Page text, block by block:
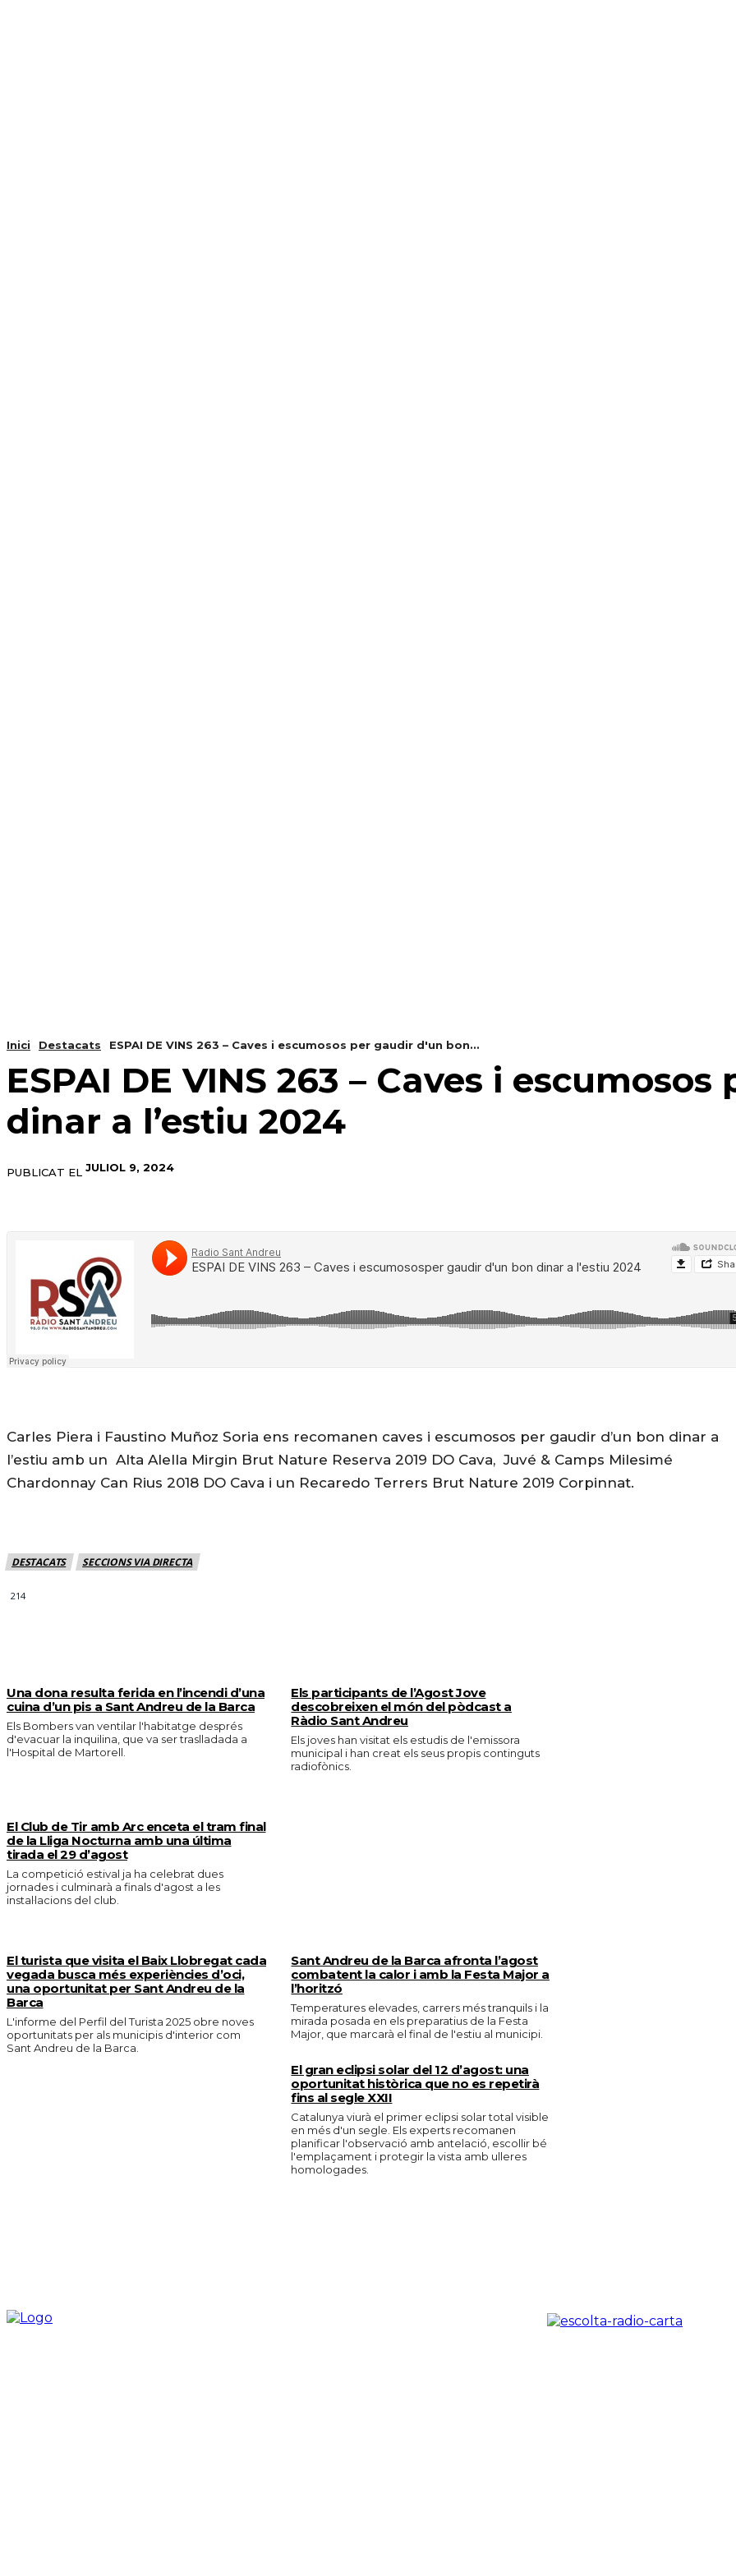
Inici Destacats ESPAI DE VINS 263 – Caves i escumosos per gaudir d'un bon...
ESPAI DE VINS 263 – Caves i
dinar a l’estiu 2024
PUBLICAT EL JULIOL 9, 2024
Carles Piera i Faustino Muñoz Soria ens recomanen caves i escumosos per gaudir d’un bon dinar a
l’estiu amb un Alta Alella Mirgin Brut Nature Reserva 2019 DO Cava, Juvé & Camps Milesimé
Chardonnay Can Rius 2018 DO Cava i un Recaredo Terrers Brut Nature 2019 Corpinnat.
DESTACATS SECCIONS VIA DIRECTA
214
Una dona resulta ferida en l’incendi d’una
cuina d’un pis a Sant Andreu de la Barca
Els Bombers van ventilar l'habitatge després
d'evacuar la inquilina, que va ser traslladada a
l'Hospital de Martorell.
Els participants de l’Agost Jove
descobreixen el món del pòdcast a
Ràdio Sant Andreu
Els joves han visitat els estudis de l'emissora
municipal i han creat els seus propis continguts
radiofònics.
El Club de Tir amb Arc enceta el tram final
de la Lliga Nocturna amb una última
tirada el 29 d’agost
La competició estival ja ha celebrat dues
jornades i culminarà a finals d'agost a les
instal·lacions del club.
El turista que visita el Baix Llobregat cada
vegada busca més experiències d’oci,
una oportunitat per Sant Andreu de la
Barca
L'informe del Perfil del Turista 2025 obre noves
oportunitats per als municipis d'interior com
Sant Andreu de la Barca.
Sant Andreu de la Barca afronta l’agost
combatent la calor i amb la Festa Major a
l’horitzó
Temperatures elevades, carrers més tranquils i la
mirada posada en els preparatius de la Festa
Major, que marcarà el final de l'estiu al municipi.
El gran eclipsi solar del 12 d’agost: una
oportunitat històrica que no es repetirà
fins al segle XXII
Catalunya viurà el primer eclipsi solar total visible
en més d'un segle. Els experts recomanen
planificar l'observació amb antelació, escollir bé
l'emplaçament i protegir la vista amb ulleres
homologades.